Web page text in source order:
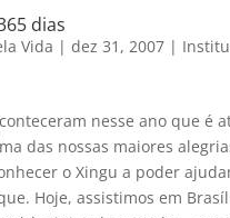
dias
Vida | dez 31, 2007|
nesse ano que é
das nossas maiores
o Xingu a poder
Hoje, assistimos em